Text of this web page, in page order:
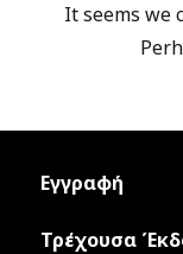
It seems we
Εγγραφή
Τρέχουσα